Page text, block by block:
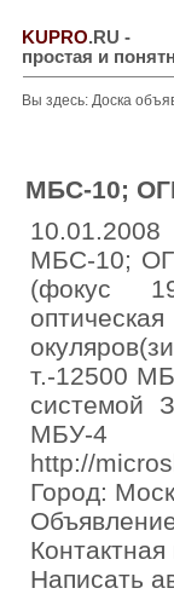
KUPRO.RU -
простая и
Вы здесь: Доска
МБС-10;
10.01.2008
МБС-10;
(фокус
т.-12500
системой
МБУ-4
http://
Город:
Написать